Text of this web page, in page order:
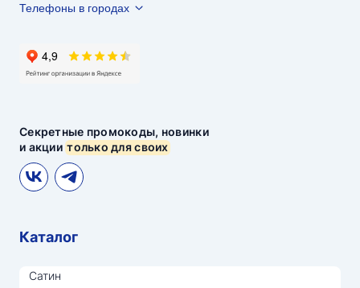
Секретные промокоды, новинки
и акциитолько для своих
Телефоны в городах
Каталог
Сатин